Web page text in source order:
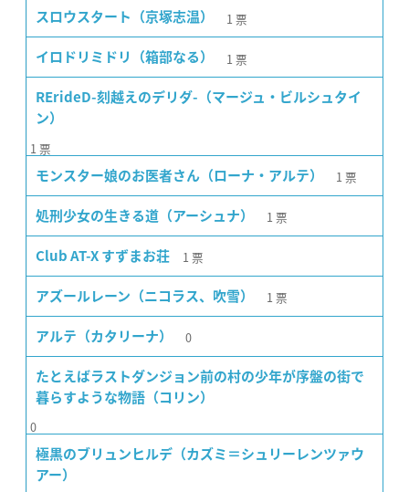
スロウスタート（京塚志温） 1 票
イロドリミドリ（箱部なる） 1 票
RErideD-刻越えのデリダ-（マージュ・ビルシュタイ
ン）
1 票
モンスター娘のお医者さん（ローナ・アルテ） 1 票
処刑少女の生きる道（アーシュナ） 1 票
Club AT-X すずまお荘 1 票
アズールレーン（ニコラス、吹雪） 1 票
アルテ（カタリーナ） 0
たとえばラストダンジョン前の村の少年が序盤の街で
暮らすような物語（コリン）
0
極黒のブリュンヒルデ（カズミ＝シュリーレンツァウ
アー）